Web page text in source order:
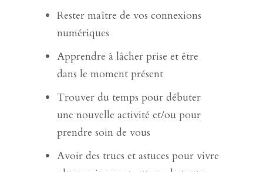
Rester maître de vos connexions
numériques
Apprendre à lâcher prise et être
dans le moment présent
Trouver du temps pour débuter
une nouvelle activité et/ou pour
prendre soin de vous
Avoir des trucs et astuces pour vivre